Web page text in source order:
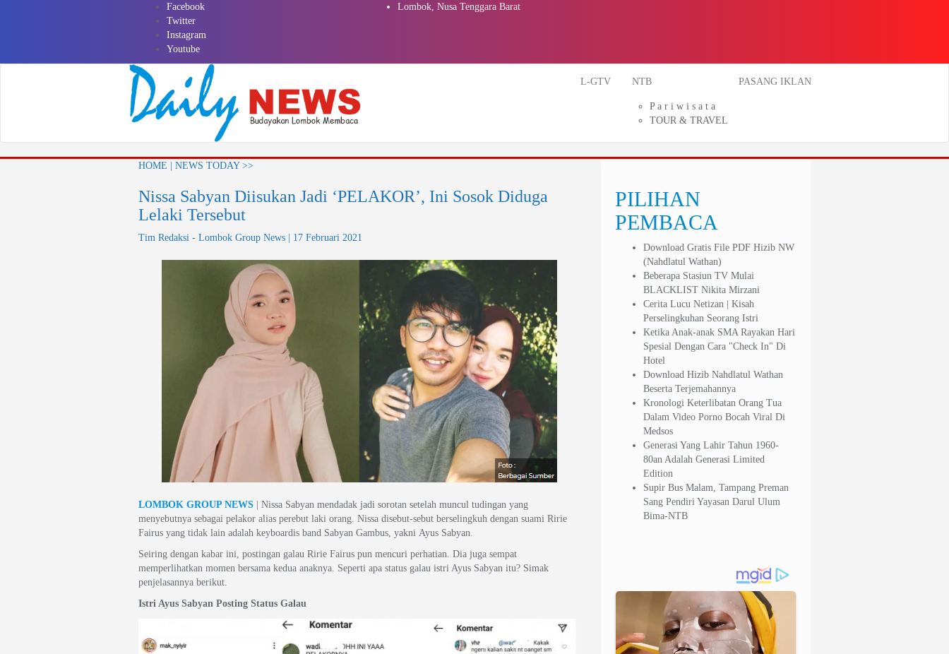
Facebook
Twitter
Instagram
Youtube
Lombok, Nusa Tenggara Barat
L-GTV NTB
P a r i w i s a t a
TOUR & TRAVEL
PASANG IKLAN
HOME | NEWS TODAY >>
Nissa Sabyan Diisukan Jadi ‘PELAKOR’, Ini Sosok Diduga
Lelaki Tersebut
Tim Redaksi - Lombok Group News | 17 Februari 2021
LOMBOK GROUP NEWS| Nissa Sabyan mendadak jadi sorotan setelah muncul tudingan yang
menyebutnya sebagai pelakor alias perebut laki orang. Nissa disebut-sebut berselingkuh dengan suami Ririe
Fairus yang tidak lain adalah keyboardis band Sabyan Gambus, yakni Ayus Sabyan.
Seiring dengan kabar ini, postingan galau Ririe Fairus pun mencuri perhatian. Dia juga sempat
memperlihatkan momen bersama kedua anaknya. Seperti apa status galau istri Ayus Sabyan itu? Simak
penjelasannya berikut.
Istri Ayus Sabyan Posting Status Galau
PILIHAN
PEMBACA
Download Gratis File PDF Hizib NW
(Nahdlatul Wathan)
Beberapa Stasiun TV Mulai
BLACKLIST Nikita Mirzani
Cerita Lucu Netizan | Kisah
Perselingkuhan Seorang Istri
Ketika Anak-anak SMA Rayakan Hari
Spesial Dengan Cara "Check In" Di
Hotel
Download Hizib Nahdlatul Wathan
Beserta Terjemahannya
Kronologi Keterlibatan Orang Tua
Dalam Video Porno Bocah Viral Di
Medsos
Generasi Yang Lahir Tahun 1960-
80an Adalah Generasi Limited
Edition
Supir Bus Malam, Tampang Preman
Sang Pendiri Yayasan Darul Ulum
Bima-NTB